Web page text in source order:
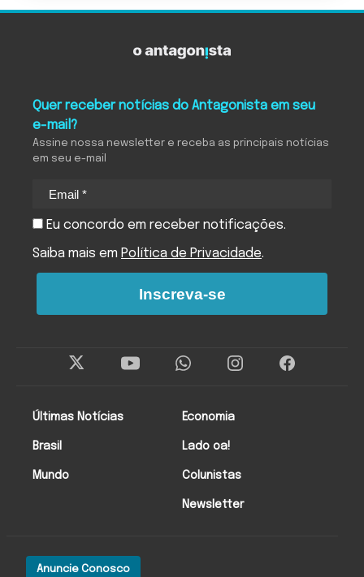
Anuncie Conosco
Últimas Notícias
Brasil
Mundo
Economia
Lado oa!
Colunistas
Newsletter
Quer receber notícias do Antagonista em seu
e-mail?
Assine nossa newsletter e receba as principais notícias
em seu e-mail
Eu concordo em receber notificações.
Saiba mais em Política de Privacidade.
Inscreva-se